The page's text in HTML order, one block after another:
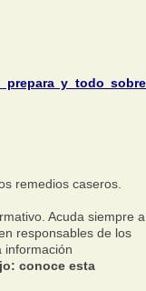
prepara y todo sobre
remedios caseros.
Acuda siempre a
responsables de los
información
conoce esta